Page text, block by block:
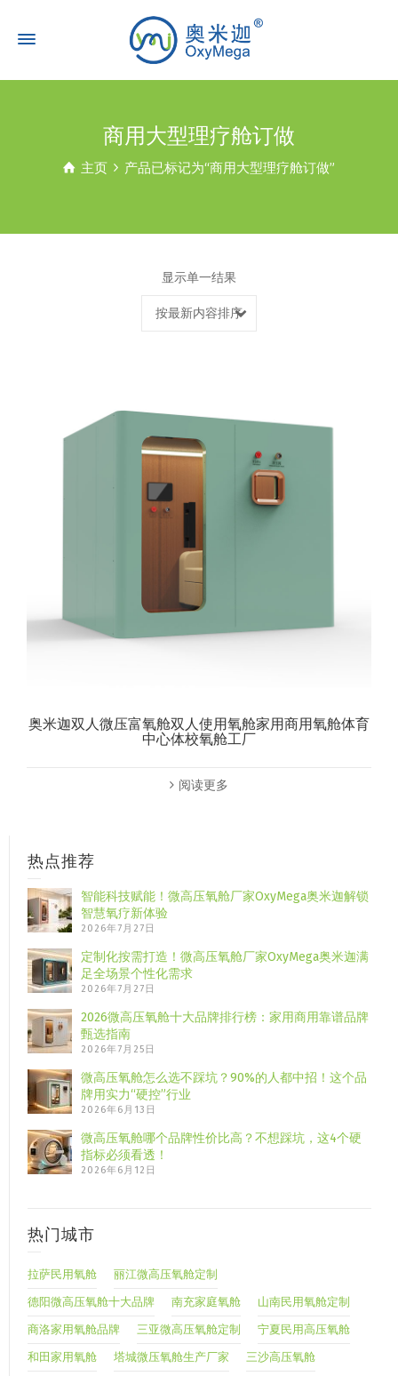
商用大型理疗舱订做
主页 产品已标记为“商用大型理疗舱订做”
显示单一结果
按最新内容排序
奥米迦双人微压富氧舱双人使用氧舱家用商用氧舱体育
中心体校氧舱工厂
阅读更多
热点推荐
智能科技赋能！微高压氧舱厂家OxyMega奥米迦解锁
智慧氧疗新体验
2026年7月27日
定制化按需打造！微高压氧舱厂家OxyMega奥米迦满
足全场景个性化需求
2026年7月27日
2026微高压氧舱十大品牌排行榜：家用商用靠谱品牌
甄选指南
2026年7月25日
微高压氧舱怎么选不踩坑？90%的人都中招！这个品
牌用实力“硬控”行业
2026年6月13日
微高压氧舱哪个品牌性价比高？不想踩坑，这4个硬
指标必须看透！
2026年6月12日
热门城市
拉萨民用氧舱 丽江微高压氧舱定制
德阳微高压氧舱十大品牌 南充家庭氧舱 山南民用氧舱定制
商洛家用氧舱品牌 三亚微高压氧舱定制 宁夏民用高压氧舱
和田家用氧舱 塔城微压氧舱生产厂家 三沙高压氧舱